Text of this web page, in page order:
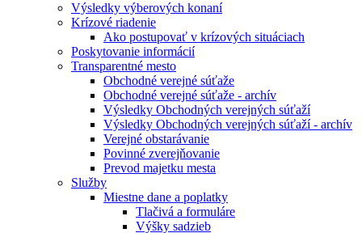
Výsledky výberových konaní
Krízové riadenie
Ako postupovať v krízových situáciach
Poskytovanie informácií
Transparentné mesto
Obchodné verejné súťaže
Obchodné verejné súťaže - archív
Výsledky Obchodných verejných súťaží
Výsledky Obchodných verejných súťaží - archív
Verejné obstarávanie
Povinné zverejňovanie
Prevod majetku mesta
Služby
Miestne dane a poplatky
Tlačivá a formuláre
Výšky sadzieb